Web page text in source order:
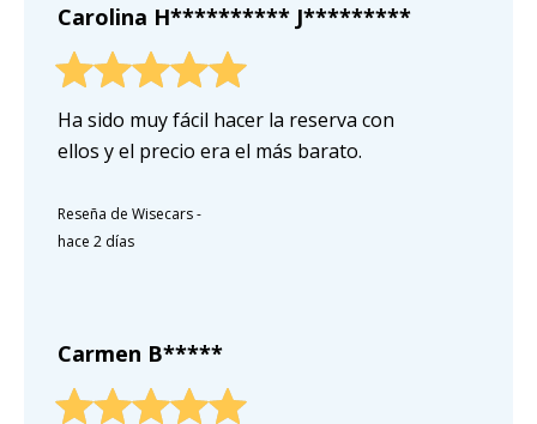
Carolina H********** J*********
Ha sido muy fácil hacer la reserva con
ellos y el precio era el más barato.
Reseña de Wisecars-
hace 2 días
Carmen B*****